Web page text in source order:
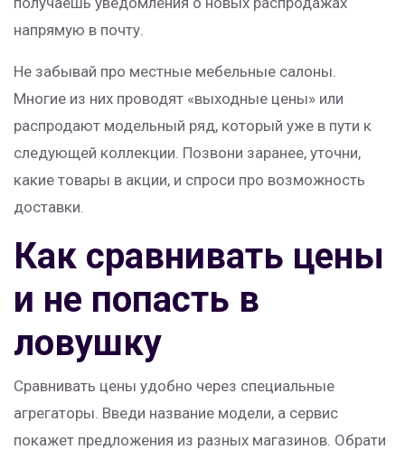
напрямую в почту.
Не забывай про местные мебельные салоны.
Многие из них проводят «выходные цены» или
распродают модельный ряд, который уже в пути к
следующей коллекции. Позвони заранее, уточни,
какие товары в акции, и спроси про возможность
доставки.
Как сравнивать цены
и не попасть в
ловушку
Сравнивать цены удобно через специальные
агрегаторы. Введи название модели, а сервис
покажет предложения из разных магазинов. Обрати